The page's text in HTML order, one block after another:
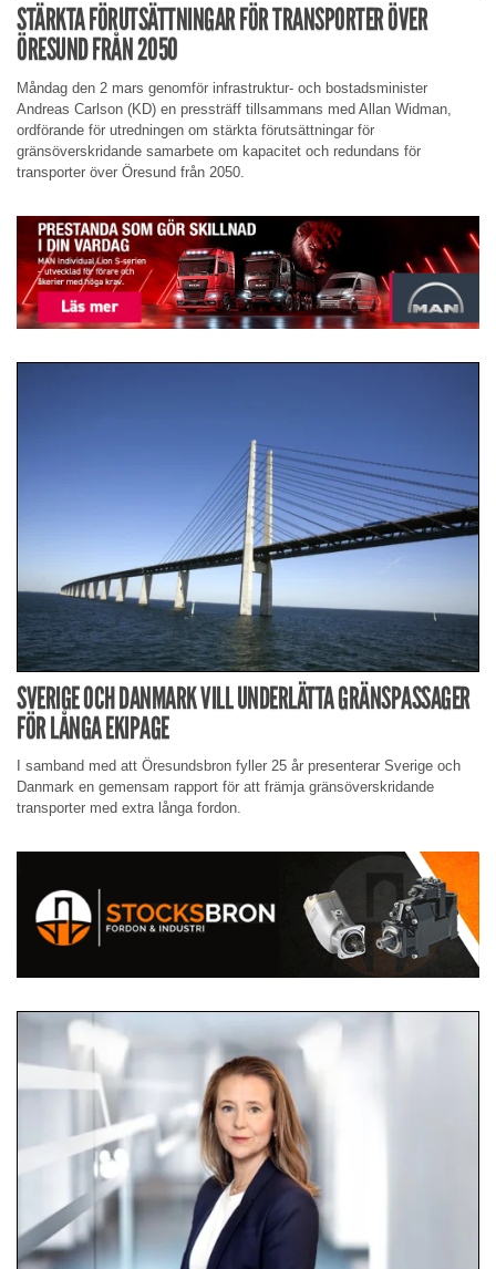
STÄRKTA FÖRUTSÄTTNINGAR FÖR TRANSPORTER ÖVER
ÖRESUND FRÅN 2050
Måndag den 2 mars genomför infrastruktur- och bostadsminister
Andreas Carlson (KD) en pressträff tillsammans med Allan Widman,
ordförande för utredningen om stärkta förutsättningar för
gränsöverskridande samarbete om kapacitet och redundans för
transporter över Öresund från 2050.
SVERIGE OCH DANMARK VILL UNDERLÄTTA GRÄNSPASSAGER
FÖR LÅNGA EKIPAGE
I samband med att Öresundsbron fyller 25 år presenterar Sverige och
Danmark en gemensam rapport för att främja gränsöverskridande
transporter med extra långa fordon.